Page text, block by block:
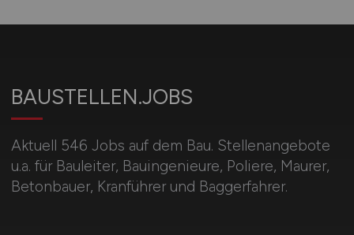
BAUSTELLEN.JOBS
Aktuell 546 Jobs auf dem Bau. Stellenangebote
u.a. für Bauleiter, Bauingenieure, Poliere, Maurer,
Betonbauer, Kranführer und Baggerfahrer.